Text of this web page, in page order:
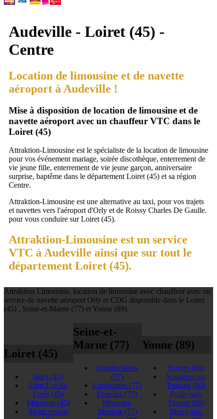
Audeville - Loiret (45) -
Centre
Location de limousine et de navette
aéroport à Audeville !
Mise à disposition de location de limousine et de
navette aéroport avec un chauffeur VTC dans le
Loiret (45)
Attraktion-Limousine est le spécialiste de la location de limousine
pour vos événement mariage, soirée discothèque, enterrement de
vie jeune fille, enterrement de vie jeune garçon, anniversaire
surprise, baptême dans le département Loiret (45) et sa région
Centre.
Attraktion-Limousine est une alternative au taxi, pour vos trajets
et navettes vers l'aéroport d'Orly et de Roissy Charles De Gaulle.
pour vous conduire sur Loiret (45).
Attraktion-Limousine est un service
VTC à Audeville ainsi que sur tout le
département Loiret (45).
Attraktion Limousine, location de limousine avec chauffeur avec un
service de navette aéroport Orly et CDG disponible dans le Loiret
(45) , Seine-et-Marne (77) et Yonne (89).
Loiret (45)
Isdes(45)
Saint-Lyé-la-
Forêt (45)
Mignères (45)
Montcresson
Seine-et-
Marne (77)
Hondevilliers
(77)
Luisetaines(77)
Écuelles(77)
Mons-en-
Montois (77)
Yonne (89)
Noyers(89)
Sougères-en-
Puisaye (89)
Poilly-sur-
Tholon(89)
Merry-sur-